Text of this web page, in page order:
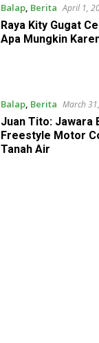
Balap, Berita April 1,
Raya Kity Gugat
Apa Mungkin
Balap, Berita March
Juan Tito: Jawara
Freestyle Motor
Tanah Air